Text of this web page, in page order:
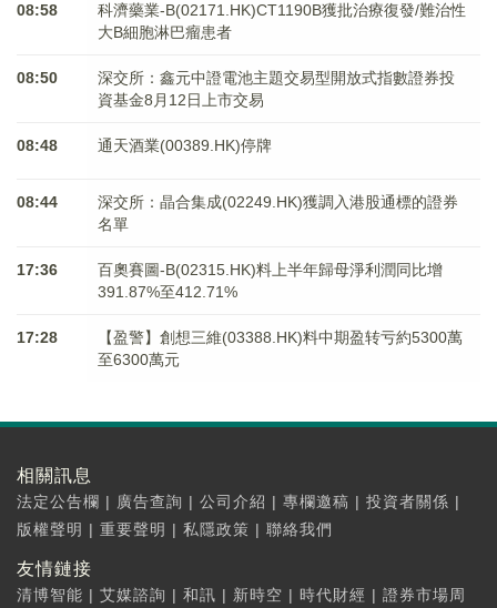
08:58
科濟藥業-B(02171.HK)CT1190B獲批治療復發/難治性
大B細胞淋巴瘤患者
08:50
深交所：鑫元中證電池主題交易型開放式指數證券投
資基金8月12日上市交易
08:48 通天酒業(00389.HK)停牌
08:44
深交所：晶合集成(02249.HK)獲調入港股通標的證券
名單
17:36
百奧賽圖-B(02315.HK)料上半年歸母淨利潤同比增
391.87%至412.71%
17:28
【盈警】創想三維(03388.HK)料中期盈转亏約5300萬
至6300萬元
相關訊息
法定公告欄 | 廣告查詢 | 公司介紹 | 專欄邀稿 | 投資者關係 |
版權聲明 | 重要聲明 | 私隱政策 | 聯絡我們
友情鏈接
清博智能 | 艾媒諮詢 | 和訊 | 新時空 | 時代財經 | 證券市場周